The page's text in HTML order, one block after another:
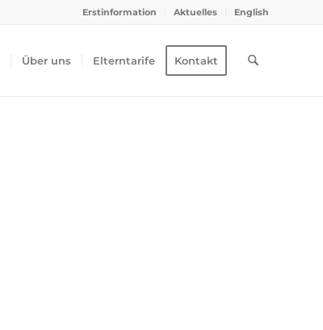
Erstinformation Aktuelles English
Über uns Elterntarife Kontakt